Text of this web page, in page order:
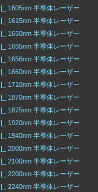
|_ 1605nm 半導体レーザー
|_ 1615nm 半導体レーザー
|_ 1650nm 半導体レーザー
|_ 1655nm 半導体レーザー
|_ 1656nm 半導体レーザー
|_ 1660nm 半導体レーザー
|_ 1710nm 半導体レーザー
|_ 1870nm 半導体レーザー
|_ 1875nm 半導体レーザー
|_ 1920nm 半導体レーザー
|_ 1940nm 半導体レーザー
|_ 2000nm 半導体レーザー
|_ 2100nm 半導体レーザー
|_ 2200nm 半導体レーザー
|_ 2240nm 半導体レーザー